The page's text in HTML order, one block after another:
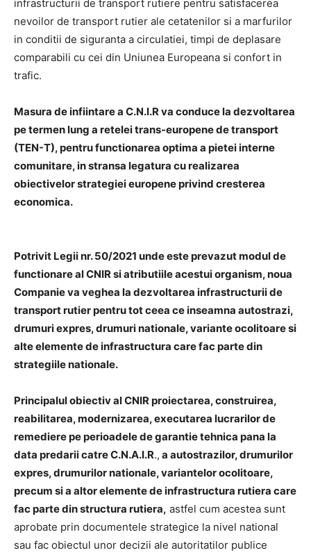
infrastructurii de transport rutiere pentru satisfacerea
nevoilor de transport rutier ale cetatenilor si a marfurilor
in conditii de siguranta a circulatiei, timpi de deplasare
comparabili cu cei din Uniunea Europeana si confort in
trafic.
Masura de infiintare a C.N.I.R va conduce la dezvoltarea
pe termen lung a retelei trans-europene de transport
(TEN-T), pentru functionarea optima a pietei interne
comunitare, in stransa legatura cu realizarea
obiectivelor strategiei europene privind cresterea
economica.
Potrivit Legii nr. 50/2021 unde este prevazut modul de
functionare al CNIR si atributiile acestui organism, noua
Companie va veghea la dezvoltarea infrastructurii de
transport rutier pentru tot ceea ce inseamna autostrazi,
drumuri expres, drumuri nationale, variante ocolitoare si
alte elemente de infrastructura care fac parte din
strategiile nationale.
Principalul obiectiv al CNIR proiectarea, construirea,
reabilitarea, modernizarea, executarea lucrarilor de
remediere pe perioadele de garantie tehnica pana la
data predarii catre C.N.A.I.R., a autostrazilor, drumurilor
expres, drumurilor nationale, variantelor ocolitoare,
precum si a altor elemente de infrastructura rutiera care
fac parte din structura rutiera, astfel cum acestea sunt
aprobate prin documentele strategice la nivel national
sau fac obiectul unor decizii ale autoritatilor publice